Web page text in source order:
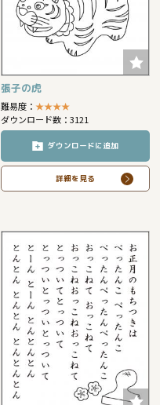
張子の虎
難易度：★★★★
ダウンロード数：3121
ダウンロードに追加
詳細を見る